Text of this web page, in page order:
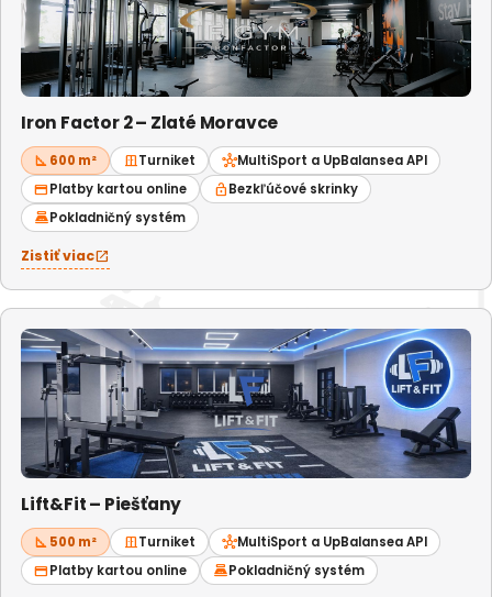
Iron Factor 2 – Zlaté Moravce
square_foot 600 m² door_slidingTurniket hubMultiSport a UpBalansea API
credit_cardPlatby kartou online lock_openBezkľúčové skrinky
point_of_salePokladničný systém
Zistiť viacopen_in_new
Lift&Fit – Piešťany
square_foot 500 m² door_slidingTurniket hubMultiSport a UpBalansea API
credit_cardPlatby kartou online point_of_salePokladničný systém